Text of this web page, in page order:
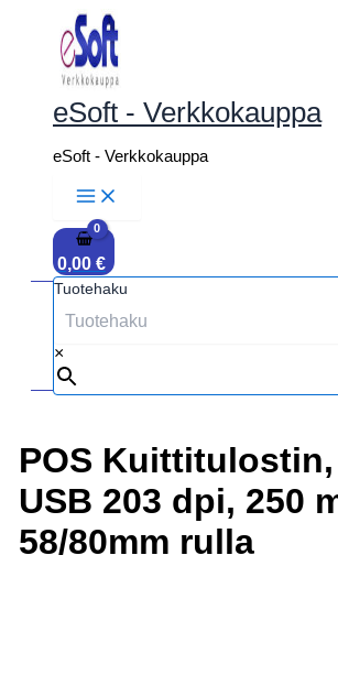
sisältöön
eSoft - Verkkokauppa
eSoft - Verkkokauppa
0,00 €
Tuotehaku
×
POS
USB 203 dpi, 250
58/80mm rulla